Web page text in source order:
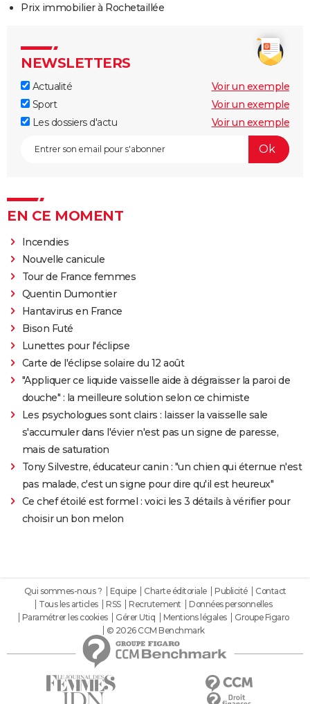
Prix immobilier à Rochetaillée
NEWSLETTERS
Actualité
Voir un exemple
Sport
Voir un exemple
Les dossiers d'actu
Voir un exemple
EN CE MOMENT
Incendies
Nouvelle canicule
Tour de France femmes
Quentin Dumontier
Hantavirus en France
Bison Futé
Lunettes pour l'éclipse
Carte de l'éclipse solaire du 12 août
"Appliquer ce liquide vaisselle aide à dégraisser la paroi de
douche" : la meilleure solution selon ce chimiste
Les psychologues sont clairs : laisser la vaisselle sale
s'accumuler dans l'évier n'est pas un signe de paresse,
mais de saturation
Tony Silvestre, éducateur canin : "un chien qui éternue n'est
pas malade, c'est un signe pour dire qu'il est heureux"
Ce chef étoilé est formel : voici les 3 détails à vérifier pour
choisir un bon melon
Qui sommes-nous ? Equipe Charte éditoriale Publicité
Contact
Tous les articles
RSS Recrutement
Données personnelles
Paramétrer les cookies
Gérer Utiq Mentions légales
Groupe Figaro
© 2026 CCM Benchmark